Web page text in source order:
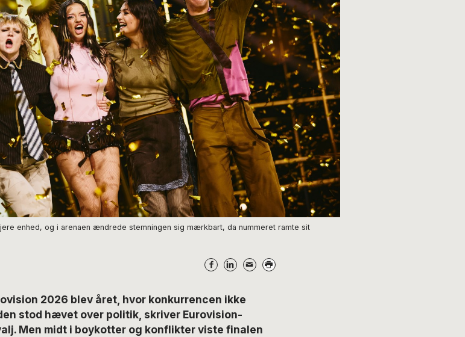
enhed, og i arenaen ændrede stemningen sig mærkbart, da nummeret ramte sit
2026 blev året, hvor konkurrencen ikke
stod hævet over politik, skriver Eurovision-
Men midt i boykotter og konflikter viste finalen